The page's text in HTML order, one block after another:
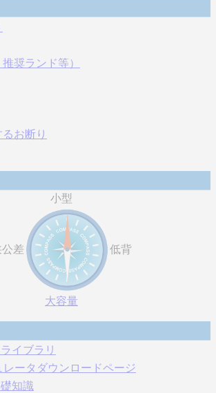
奨ランド等）
お断り
小型
差 低背
大容量
イブラリ
レータダウンロードページ
知識